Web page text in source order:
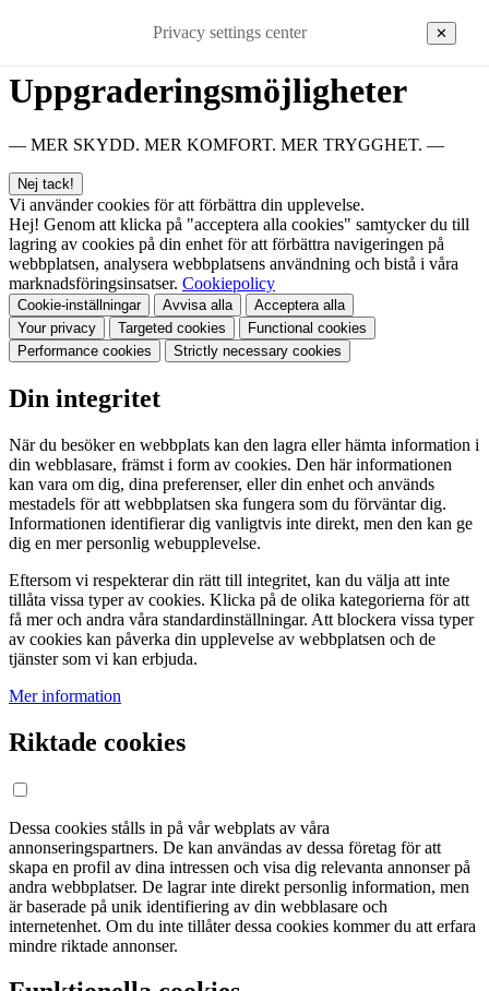
Uppgraderingsmöjligheter
— MER SKYDD. MER KOMFORT. MER TRYGGHET. —
Nej tack!
Vi använder cookies för att förbättra din upplevelse.
Hej! Genom att klicka på "acceptera alla cookies" samtycker du till
lagring av cookies på din enhet för att förbättra navigeringen på
webbplatsen, analysera webbplatsens användning och bistå i våra
marknadsföringsinsatser. Cookiepolicy
Cookie-inställningar Avvisa alla Acceptera alla
Privacy settings center ✕
Your privacy Targeted cookies
Functional cookies
Performance cookies
Strictly necessary cookies
Din integritet
När du besöker en webbplats kan den lagra eller hämta information i
din webblasare, främst i form av cookies. Den här informationen
kan vara om dig, dina preferenser, eller din enhet och används
mestadels för att webbplatsen ska fungera som du förväntar dig.
Informationen identifierar dig vanligtvis inte direkt, men den kan ge
dig en mer personlig webupplevelse.
Eftersom vi respekterar din rätt till integritet, kan du välja att inte
tillåta vissa typer av cookies. Klicka på de olika kategorierna för att
få mer och andra våra standardinställningar. Att blockera vissa typer
av cookies kan påverka din upplevelse av webbplatsen och de
tjänster som vi kan erbjuda.
Mer information
Riktade cookies
Dessa cookies stålls in på vår webplats av våra
annonseringspartners. De kan användas av dessa företag för att
skapa en profil av dina intressen och visa dig relevanta annonser på
andra webbplatser. De lagrar inte direkt personlig information, men
är baserade på unik identifiering av din webblasare och
internetenhet. Om du inte tillåter dessa cookies kommer du att erfara
mindre riktade annonser.